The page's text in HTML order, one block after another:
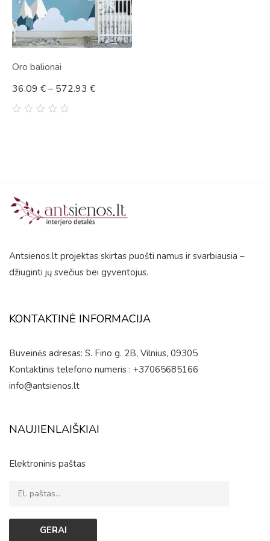
Oro balionai
36.09 €– 572.93 €
Antsienos.lt projektas skirtas puošti namus ir svarbiausia –
džiuginti jų svečius bei gyventojus.
KONTAKTINĖ INFORMACIJA
Buveinės adresas: S. Fino g. 2B, Vilnius, 09305
Kontaktinis telefono numeris : +37065685166
info@antsienos.lt
NAUJIENLAIŠKIAI
Elektroninis paštas